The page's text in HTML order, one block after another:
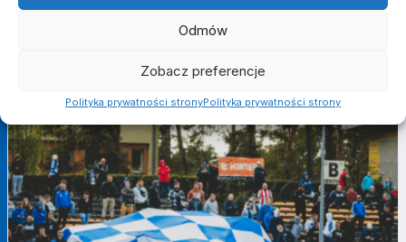
Odmów
Zobacz preferencje
Polityka prywatności stronyPolityka prywatności strony
ZAPOWIEDŹ MECZU